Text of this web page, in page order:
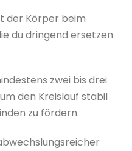
der Körper beim
du dringend ersetzen
zwei bis drei
den Kreislauf stabil
zu fördern.